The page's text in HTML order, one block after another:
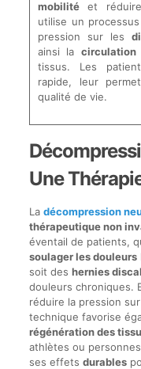
mobilitéet
utilise un
pression sur les
ainsi la circulation
tissus. Les
rapide, leur
qualité de vie.
Une
La décompression
thérapeutique non
éventail de patients,
soulager les douleurs
soit des hernies
douleurs chroniques.
réduire la pression
technique favorise
régénération des
athlètes ou
ses effets durables